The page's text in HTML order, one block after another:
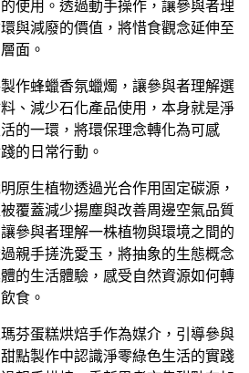
使用。透過動手操作，讓參與者理
與減廢的價值，將惜食觀念延伸至
面。
作蜂蠟香氛蠟燭，讓參與者理解選
、減少石化產品使用，本身就是淨
的一環，將環保理念轉化為可感
的日常行動。
原生植物透過光合作用固定碳源，
覆蓋減少揚塵與改善周邊空氣品質
參與者理解一株植物與環境之間的
親手搓洗愛玉，將抽象的生態概念
的生活體驗，感受自然資源如何轉
食。
芬蛋糕烘焙手作為媒介，引導參與
點製作中認識淨零綠色生活的實踐